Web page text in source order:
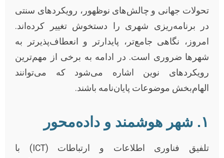
تحولات جهانی و چالش‌های نوظهور، رویکردهای سنتی
در برنامه‌ریزی شهری را دستخوش تغییر کرده‌اند.
امروز، نگاهی جامع‌تر، پایدارتر و انعطاف‌پذیرتر به
شهرها ضروری است. در ادامه به برخی از مهم‌ترین
رویکردهای نوین اشاره می‌شود که می‌توانند
الهام‌بخش موضوعات پایان‌نامه باشند.
۱. شهر هوشمند و داده‌محور
تلفیق فناوری اطلاعات و ارتباطات (ICT) با